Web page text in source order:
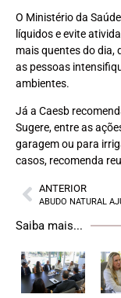
O Ministério da
líquidos e evite
mais quentes do dia,
as pessoas
ambientes.
Já a Caesb
Sugere, entre as
garagem ou para
casos, recomenda
ANTERIOR
Saiba mais...